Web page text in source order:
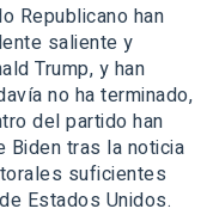
Republicano han
saliente y
Trump, y han
no ha terminado,
del partido han
Biden tras la noticia
suficientes
Estados Unidos.